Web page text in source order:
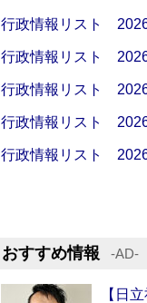
行政情報リスト
行政情報リスト
行政情報リスト
行政情報リスト
行政情報リスト
おすすめ情報 ‐AD‐
【日